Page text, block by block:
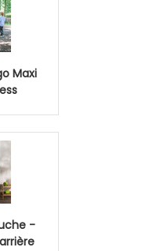
Maxi
-